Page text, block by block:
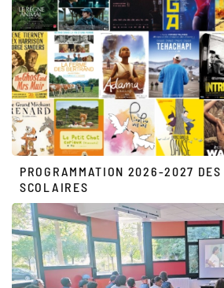
PROGRAMMATION 2026-2027
SCOLAIRES